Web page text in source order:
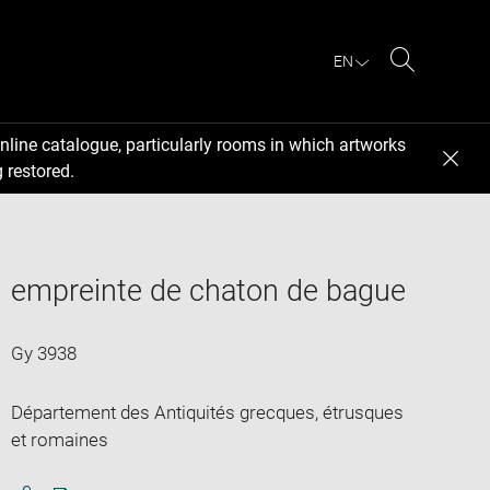
EN
catalogue, particularly rooms in which artworks
restored.
empreinte de chaton de bague
Gy 3938
Département des Antiquités grecques, étrusques
et romaines